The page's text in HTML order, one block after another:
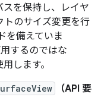
を保持し、レイヤ
トのサイズ変更を行
を備えていま
するのではな
します。
（API 要